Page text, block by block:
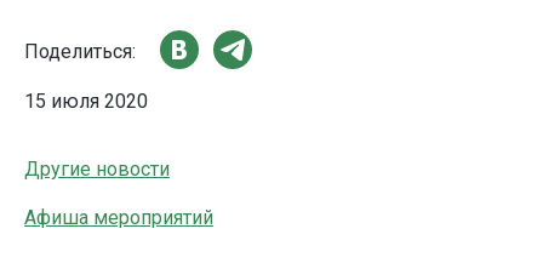
Поделиться:
15 июля 2020
Другие новости
Афиша мероприятий